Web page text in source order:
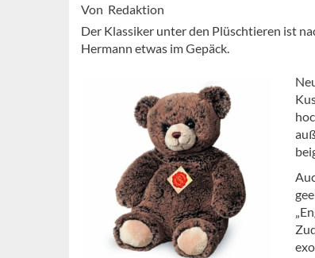
Von Redaktion
Der Klassiker unter den Plüschtieren ist
Hermann etwas im Gepäck.